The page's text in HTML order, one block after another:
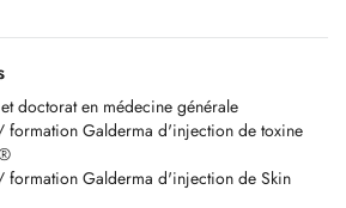
doctorat en médecine générale
formation Galderma d'injection de toxine
formation Galderma d'injection de Skin